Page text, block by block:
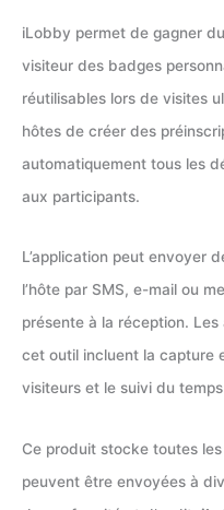
iLobby permet de gagner
visiteur des badges
réutilisables lors de visites
hôtes de créer des
automatiquement tous les
aux participants.
L’application peut envoyer
l’hôte par SMS, e-mail ou
présente à la réception.
cet outil incluent la capture
visiteurs et le suivi du
Ce produit stocke toutes
peuvent être envoyées à